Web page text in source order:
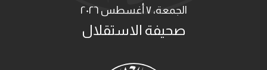
الجمعة، ٧ أغسطس ٢٠٢٦
صحيفة الاستقلال